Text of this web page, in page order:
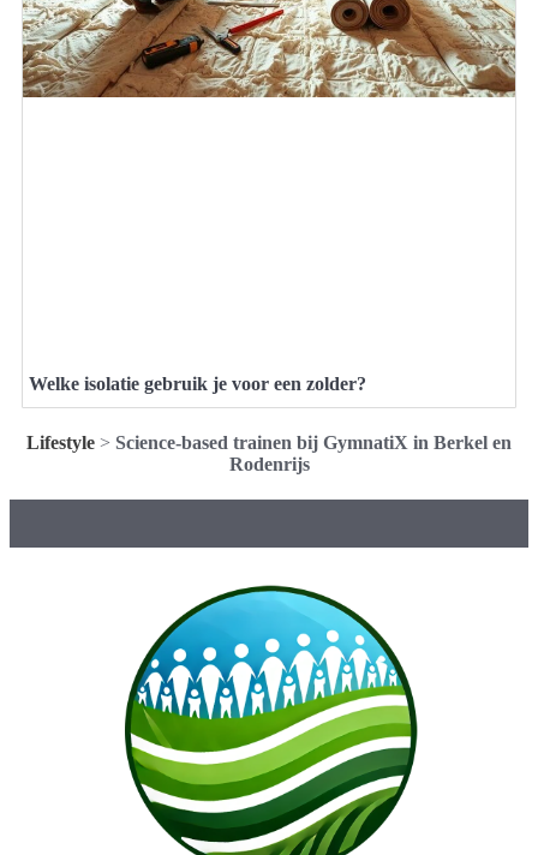
Welke isolatie gebruik je voor een zolder?
Lifestyle > Science-based trainen bij GymnatiX in Berkel en
Rodenrijs